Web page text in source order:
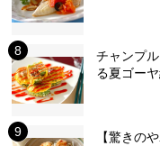
チャンプ
る夏ゴー
【驚きの